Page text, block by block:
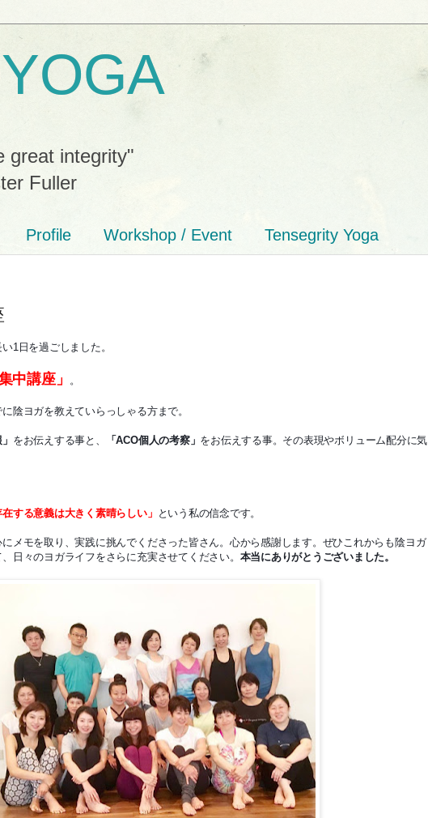
great integrity"
Fuller
Profile Workshop / Event Tensegrity Yoga
1日を過ごしました。
中講座」 。
陰ヨガを教えていらっしゃる方まで。
をお伝えする事と、 「ACO個人の考察」 をお伝えする事。その表現やボリューム配分に気
する意義は大きく素晴らしい」 という私の信念です。
メモを取り、実践に挑んでくださった皆さん。心から感謝します。ぜひこれからも陰ヨガ
日々のヨガライフをさらに充実させてください。 本当にありがとうございました。